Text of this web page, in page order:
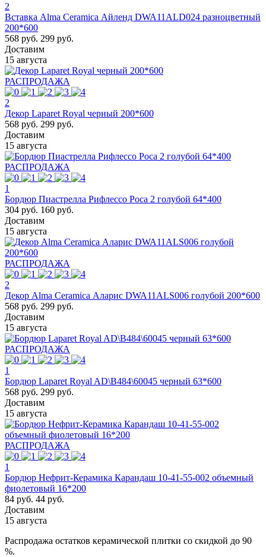
2
Вставка Alma Ceramica Айленд DWA11ALD024 разноцветный
200*600
568 руб. 299 руб.
Доставим
15 августа
РАСПРОДАЖА
2
Декор Laparet Royal черный 200*600
568 руб. 299 руб.
Доставим
15 августа
РАСПРОДАЖА
1
Бордюр Пиастрелла Рифлессо Роса 2 голубой 64*400
304 руб. 160 руб.
Доставим
15 августа
РАСПРОДАЖА
2
Декор Alma Ceramica Аларис DWA11ALS006 голубой 200*600
568 руб. 299 руб.
Доставим
15 августа
РАСПРОДАЖА
1
Бордюр Laparet Royal AD\B484\60045 черный 63*600
568 руб. 299 руб.
Доставим
15 августа
РАСПРОДАЖА
1
Бордюр Нефрит-Керамика Карандаш 10-41-55-002 объемный
фиолетовый 16*200
84 руб. 44 руб.
Доставим
15 августа
Распродажа остатков керамической плитки со скидкой до 90
%.